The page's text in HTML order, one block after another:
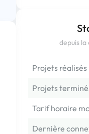
depuis
Projets réalisés
Projets
Tarif horaire
Dernière